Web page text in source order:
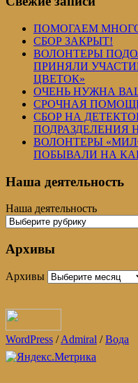
ПОМОГАЕМ
СБОР ЗАКРЫТ!
ВОЛОНТЕРЫ
ПРИНЯЛИ
ЦВЕТОК»
ОЧЕНЬ НУЖНА
СРОЧНАЯ
СБОР НА
ПОДРАЗДЕЛЕНИЯ
ВОЛОНТЕРЫ
ПОБЫВАЛИ НА
Наша деятельность
Наша деятельность
Архивы
Архивы
WordPress /Admiral /Вода